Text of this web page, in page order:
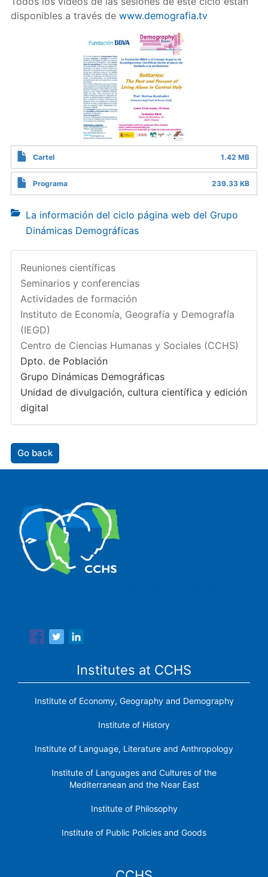
disponibles a través de www.demografia.tv
Cartel 1.42 MB
Programa 239.33 KB
La información del ciclo página web del Grupo
Dinámicas Demográficas
Reuniones científicas
Seminarios y conferencias
Actividades de formación
Instituto de Economía, Geografía y Demografía
(IEGD)
Centro de Ciencias Humanas y Sociales (CCHS)
Dpto. de Población
Grupo Dinámicas Demográficas
Unidad de divulgación, cultura científica y edición
digital
Go back
Institutes at CCHS
Institute of Economy, Geography and Demography
Institute of History
Institute of Language, Literature and Anthropology
Institute of Languages ​​and Cultures of the
Mediterranean and the Near East
Institute of Philosophy
Institute of Public Policies and Goods